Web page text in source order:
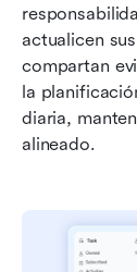
actualicen
compartan
la
diaria,
alineado.